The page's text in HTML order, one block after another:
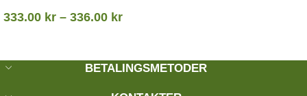
333.00 kr – 336.00 kr
BETALINGSMETODER